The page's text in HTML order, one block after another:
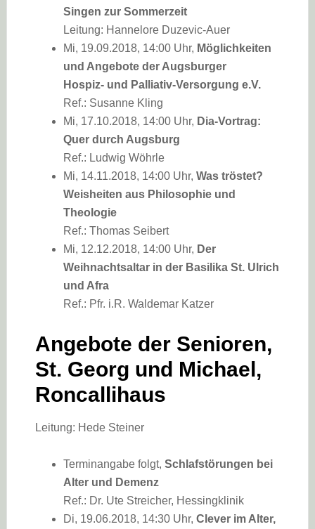
Singen zur Sommerzeit
Leitung: Hannelore Duzevic-Auer
Mi, 19.09.2018, 14:00 Uhr, Möglichkeiten
und Angebote der Augsburger
Hospiz- und Palliativ-Versorgung e.V.
Ref.: Susanne Kling
Mi, 17.10.2018, 14:00 Uhr, Dia-Vortrag:
Quer durch Augsburg
Ref.: Ludwig Wöhrle
Mi, 14.11.2018, 14:00 Uhr, Was tröstet?
Weisheiten aus Philosophie und
Theologie
Ref.: Thomas Seibert
Mi, 12.12.2018, 14:00 Uhr, Der
Weihnachtsaltar in der Basilika St. Ulrich
und Afra
Ref.: Pfr. i.R. Waldemar Katzer
Angebote der Senioren,
St. Georg und Michael,
Roncallihaus
Leitung: Hede Steiner
Terminangabe folgt, Schlafstörungen bei
Alter und Demenz
Ref.: Dr. Ute Streicher, Hessingklinik
Di, 19.06.2018, 14:30 Uhr, Clever im Alter,